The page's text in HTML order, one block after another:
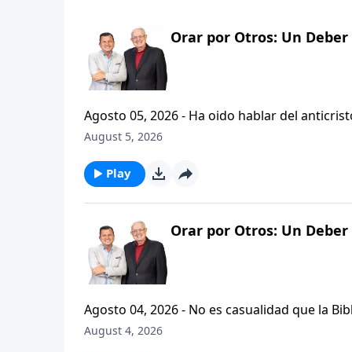
Orar por Otros: Un
Agosto 05, 2026 - Ha oido hablar del anticristo? Hoy vamos a escuchar al pastor Carlos A. Zazueta
que se refiere la Biblia cuando usa la palabra
August 5, 2026
Play
Orar por Otros: Un Deber
Agosto 04, 2026 - No es casualidad que la Biblia contenga
profetas, apostoles...de gente comun y
August 4, 2026